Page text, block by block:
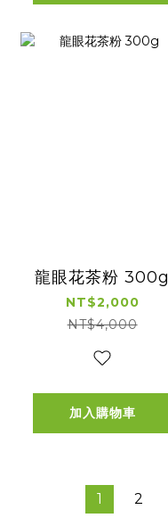
龍眼花茶粉 300g
NT$2,000
NT$4,000
加入購物車
1 2